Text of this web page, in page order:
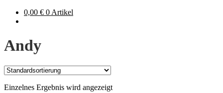
0,00 € 0 Artikel
Andy
Einzelnes Ergebnis wird angezeigt